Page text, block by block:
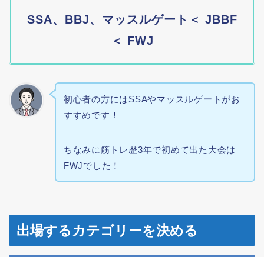
SSA、BBJ、マッスルゲート＜ JBBF
＜ FWJ
初心者の方にはSSAやマッスルゲートがお
すすめです！
ちなみに筋トレ歴3年で初めて出た大会は
FWJでした！
出場するカテゴリーを決める